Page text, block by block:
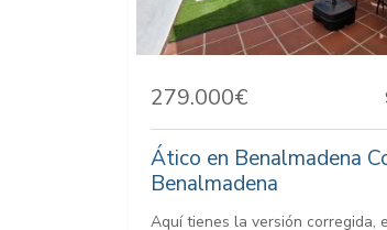
279.000€
Ático en Benalmadena
Benalmadena
Aquí tienes la versión corregida,